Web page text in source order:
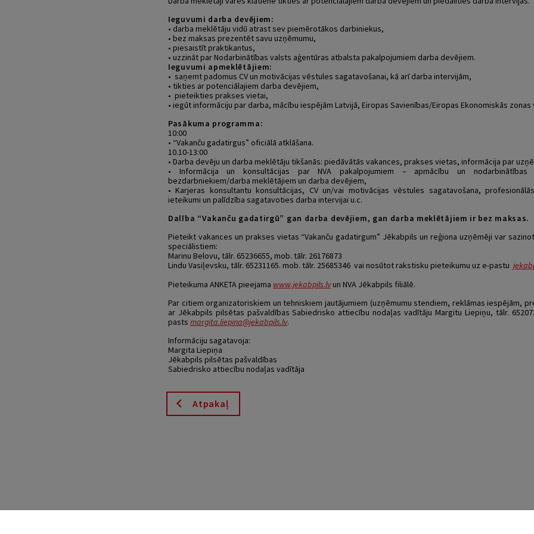
Ieguvumi darba devējiem:
• darba meklētāju vidū atrast sev piemērotākos darbiniekus,
• bez maksas prezentēt savu uzņēmumu,
• piesaistīt praktikantus,
• uzzināt par Nodarbinātības valsts aģentūras atbalsta pakalpojumiem darba devējiem.
Ieguvumi apmeklētājiem:
• saņemt padomus CV un motivācijas vēstules sagatavošanai, kā arī darba intervijām,
• tikties ar potenciālajiem darba devējiem,
• pieteikties prakses vietai,
• iegūt informāciju par darba, mācību iespējām Latvijā, Eiropas Savienības/Eiropas Ekonomiskās zonas
Pasākuma programma:
10:00
• “Vakanču gadatirgus” oficiālā atklāšana.
10.10-13:00
• Darba devēju un darba meklētāju tikšanās: piedāvātās vakances, prakses vietas, informācija par
• Informācija un konsultācijas par NVA pakalpojumiem – apmācību un nodarbinātības
bezdarbniekiem/darba meklētājiem un darba devējiem,
• Karjeras konsultantu konsultācijas, CV un/vai motivācijas vēstules sagatavošana,
ieteikumi un palīdzība sagatavoties darba intervijai u.c.
Dalība “Vakanču gadatirgū” gan darba devējiem, gan darba meklētājiem ir bez maksas.
Pieteikt vakances un prakses vietas “Vakanču gadatirgum” Jēkabpils un reģiona uzņēmēji var
speciālistiem:
Marinu Belovu, tālr. 65236655, mob. tālr. 26176873
Lindu Vasiļevsku, tālr. 65231165. mob. tālr. 25685346 vai nosūtot rakstisku pieteikumu uz e-pastu
Pieteikuma ANKETA pieejama www.jekabpils.lvun NVA Jēkabpils filiālē.
Par citiem organizatoriskiem un tehniskiem jautājumiem (uzņēmumu stendiem, reklāmas iespējām,
ar Jēkabpils pilsētas pašvaldības Sabiedrisko attiecību nodaļas vadītāju Margitu Liepiņu, tālr.
pasts margita.liepina@jekabpils.lv.
Informāciju sagatavoja:
Margita Liepiņa
Jēkabpils pilsētas pašvaldības
Sabiedrisko attiecību nodaļas vadītāja
Atpakaļ